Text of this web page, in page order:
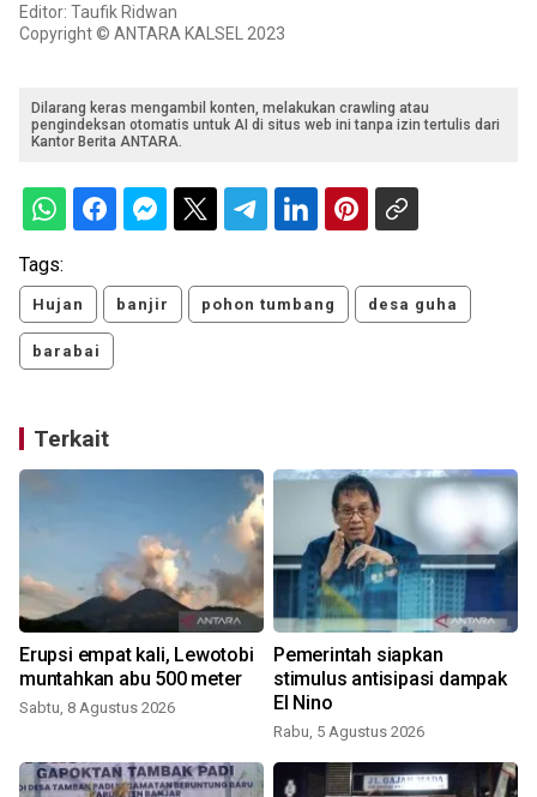
Editor: Taufik Ridwan
Copyright © ANTARA KALSEL 2023
Dilarang keras mengambil konten, melakukan crawling atau
pengindeksan otomatis untuk AI di situs web ini tanpa izin tertulis dari
Kantor Berita ANTARA.
Tags:
Hujan banjir pohon tumbang desa guha
barabai
Terkait
Erupsi empat kali, Lewotobi
muntahkan abu 500 meter
Sabtu, 8 Agustus 2026
Pemerintah siapkan
stimulus antisipasi dampak
El Nino
Rabu, 5 Agustus 2026